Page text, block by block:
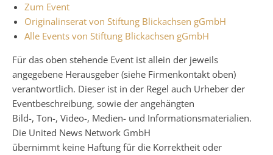
Zum Event
Originalinserat von Stiftung Blickachsen gGmbH
Alle Events von Stiftung Blickachsen gGmbH
Für das oben stehende Event ist allein der jeweils
angegebene Herausgeber (siehe Firmenkontakt oben)
verantwortlich. Dieser ist in der Regel auch Urheber der
Eventbeschreibung, sowie der angehängten
Bild-, Ton-, Video-, Medien- und Informationsmaterialien.
Die United News Network GmbH
übernimmt keine Haftung für die Korrektheit oder